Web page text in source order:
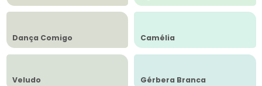
Dança Comigo Camélia
Veludo Gérbera Branca